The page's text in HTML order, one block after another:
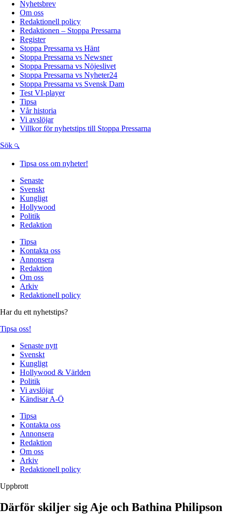
Nyhetsbrev
Om oss
Redaktionell policy
Redaktionen – Stoppa Pressarna
Register
Stoppa Pressarna vs Hänt
Stoppa Pressarna vs Newsner
Stoppa Pressarna vs Nöjeslivet
Stoppa Pressarna vs Nyheter24
Stoppa Pressarna vs Svensk Dam
Test VI-player
Tipsa
Vår historia
Vi avslöjar
Villkor för nyhetstips till Stoppa Pressarna
Sök
Tipsa oss om nyheter!
Senaste
Svenskt
Kungligt
Hollywood
Politik
Redaktion
Tipsa
Kontakta oss
Annonsera
Redaktion
Om oss
Arkiv
Redaktionell policy
Har du ett nyhetstips?
Tipsa oss!
Senaste nytt
Svenskt
Kungligt
Hollywood & Världen
Politik
Vi avslöjar
Kändisar A-Ö
Tipsa
Kontakta oss
Annonsera
Redaktion
Om oss
Arkiv
Redaktionell policy
Uppbrott
Därför skiljer sig Aje och Bathina Philipson